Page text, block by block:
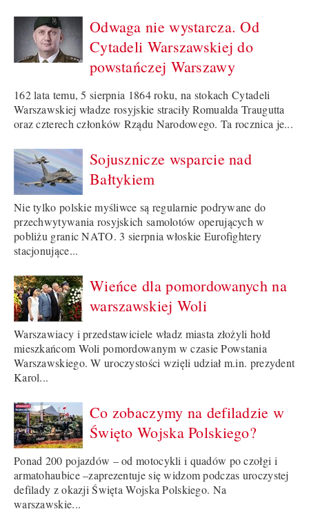
Odwaga nie wystarcza. Od
Cytadeli Warszawskiej do
powstańczej Warszawy
162 lata temu, 5 sierpnia 1864 roku, na stokach Cytadeli
Warszawskiej władze rosyjskie straciły Romualda Traugutta
oraz czterech członków Rządu Narodowego. Ta rocznica je...
Sojusznicze wsparcie nad
Bałtykiem
Nie tylko polskie myśliwce są regularnie podrywane do
przechwytywania rosyjskich samolotów operujących w
pobliżu granic NATO. 3 sierpnia włoskie Eurofightery
stacjonujące...
Wieńce dla pomordowanych na
warszawskiej Woli
Warszawiacy i przedstawiciele władz miasta złożyli hołd
mieszkańcom Woli pomordowanym w czasie Powstania
Warszawskiego. W uroczystości wzięli udział m.in. prezydent
Karol...
Co zobaczymy na defiladzie w
Święto Wojska Polskiego?
Ponad 200 pojazdów – od motocykli i quadów po czołgi i
armatohaubice –zaprezentuje się widzom podczas uroczystej
defilady z okazji Święta Wojska Polskiego. Na
warszawskie...